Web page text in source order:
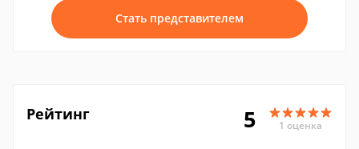
Стать представителем
Рейтинг 5 1 оценка